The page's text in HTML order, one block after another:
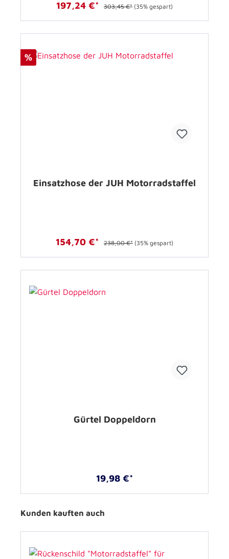
197,24 €* 303,45 €* (35% gespart)
%
Einsatzhose der JUH Motorradstaffel
154,70 €* 238,00 €* (35% gespart)
Gürtel Doppeldorn
19,98 €*
Kunden kauften auch